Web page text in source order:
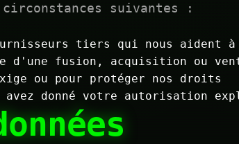
suivantes :
tiers qui nous aident
d'une fusion, acquisition ou
ou pour protéger nos droits
avez donné votre autorisation